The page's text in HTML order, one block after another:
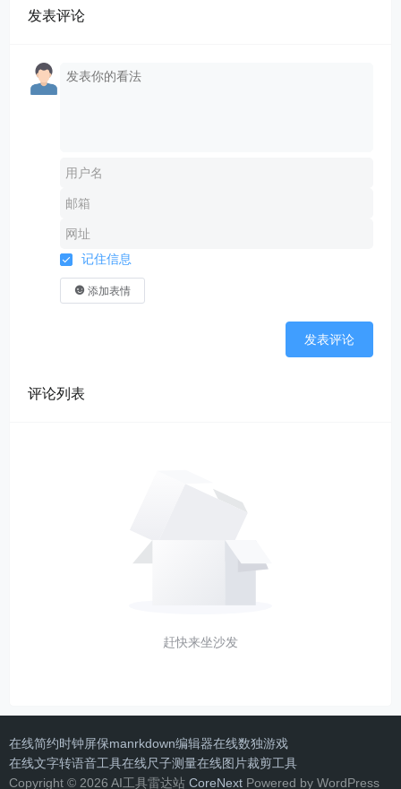
发表评论
记住信息
添加表情
发表评论
评论列表
赶快来坐沙发
在线简约时钟屏保manrkdown编辑器在线数独游戏
在线文字转语音工具在线尺子测量在线图片裁剪工具
Copyright © 2026 AI工具雷达站 CoreNext Powered by WordPress